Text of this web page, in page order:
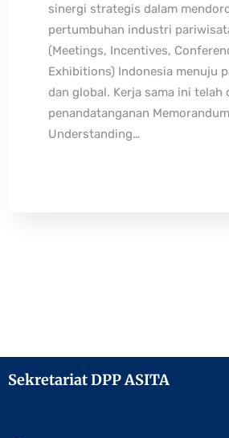
sinergi strategis dalam
pertumbuhan industri
(Meetings, Incentives,
Exhibitions) Indonesia menuju
dan global. Kerja sama ini telah
penandatanganan
Understanding…
Sekretariat DPP ASITA